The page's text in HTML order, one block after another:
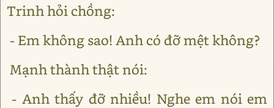
Trinh hỏi chồng:
- Em không sao! Anh có đỡ mệt không?
Mạnh thành thật nói:
- Anh thấy đỡ nhiều! Nghe em nói em